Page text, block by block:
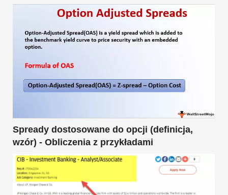
Spready dostosowane do opcji (definicja,
wzór) - Obliczenia z przykładami